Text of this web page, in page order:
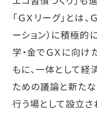
「ＧＸリーグ」とは
ーション）に積極的
学・金でＧＸに向け
もに、一体として
ための議論と新た
行う場として設立さ